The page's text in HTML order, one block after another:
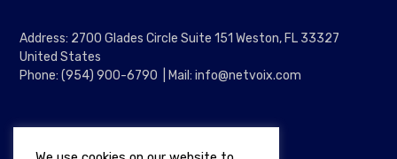
Address: 2700 Glades Circle Suite 151 Weston, FL 33327
United States
Phone: (954) 900-6790 | Mail: info@netvoix.com